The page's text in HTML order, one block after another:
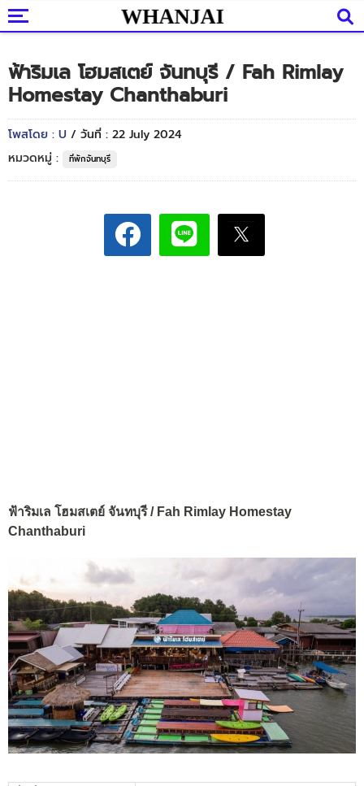
ฟ้าริมเล โฮมสเตย์ จันทบุรี / Fah Rimlay
Homestay Chanthaburi
โพสโดย : U / วันที่ : 22 July 2024
หมวดหมู่ :
ที่พักจันทบุรี
ฟ้าริมเล โฮมสเตย์ จันทบุรี / Fah Rimlay Homestay
Chanthaburi